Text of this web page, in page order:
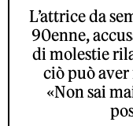
L’attrice da
90enne,
di molestie
ciò può
«Non sai